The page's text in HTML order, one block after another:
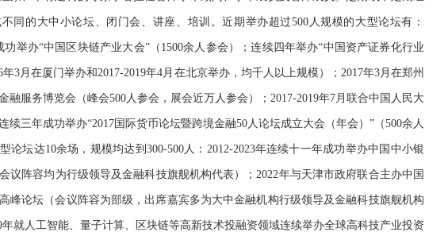
同的大中小论坛、闭门会、讲座、培训。近期举办超过500人规模的大型论坛有：
功举办“中国区块链产业大会”（1500余人参会）；连续四年举办“中国资产证券化行业
年3月在厦门举办和2017-2019年4月在北京举办，均千人以上规模）；2017年3月在郑州
融服务博览会（峰会500人参会，展会近万人参会）；2017-2019年7月联合中国人民大
续三年成功举办“2017国际货币论坛暨跨境金融50人论坛成立大会（年会）”（500余人
论坛达10余场，规模均达到300-500人：2012-2023年连续十一年成功举办中国中小银
议阵容均为行级领导及金融科技旗舰机构代表）；2022年与天津市政府联合主办中国
高峰论坛（会议阵容为部级，出席嘉宾多为大中金融机构行级领导及金融科技旗舰机构
年就人工智能、量子计算、区块链等高新技术投融资领域连续举办全球高科技产业投资